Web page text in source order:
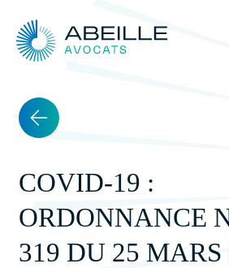
COVID-19 :
ORDONNANCE
319 DU 25 MARS